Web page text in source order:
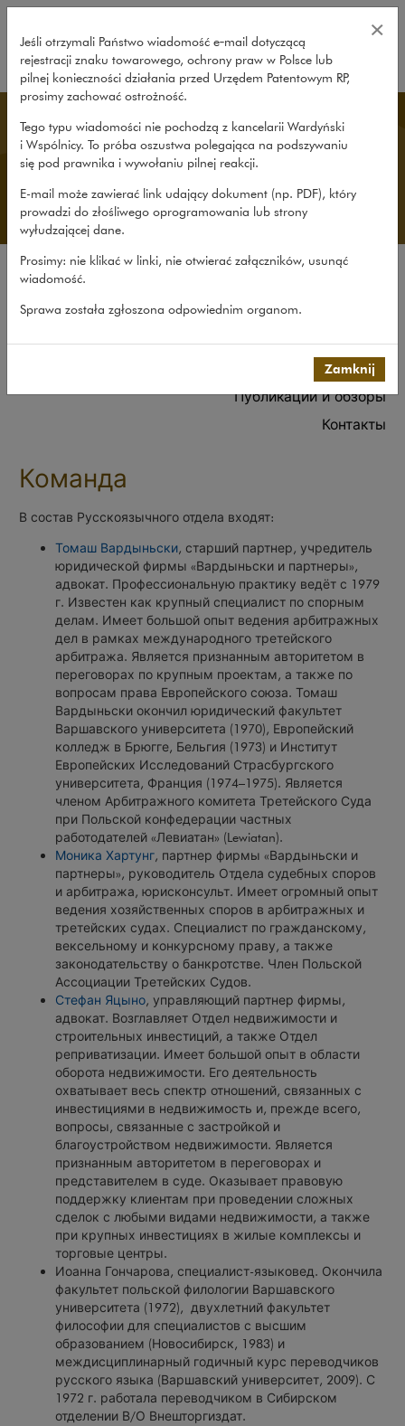
Команда – Wardyński i
Russian Language Desk
О Русскоязычном отделе
Опыт
Команда
Публикации и обзоры
Контакты
Команда
В состав Русскоязычного отдела входят:
Томаш Вардыньски, старший партнер, учредитель
юридической фирмы «Вардыньски и партнеры»,
адвокат. Профессиональную практику ведёт с 1979
г. Известен как крупный специалист по спорным
делам. Имеет большой опыт ведения арбитражных
дел в рамках международного третейского
арбитража. Является признанным авторитетом в
переговорах по крупным проектам, а также по
вопросам права Европейского союза. Томаш
Вардыньски окончил юридический факультет
Варшавского университета (1970), Европейский
колледж в Брюгге, Бельгия (1973) и Институт
Европейских Исследований Страсбургского
университета, Франция (1974–1975). Является
членом Арбитражного комитета Третейского Суда
при Польской конфедерации частных
работодателей «Левиатан» (Lewiatan).
Моника Хартунг, партнер фирмы «Вардыньски и
партнеры», руководитель Отдела судебных споров
и арбитража, юрисконсульт. Имеет огромный опыт
ведения хозяйственных споров в арбитражных и
третейских судах. Специалист по гражданскому,
вексельному и конкурсному праву, а также
законодательству о банкротстве. Член Польской
Ассоциации Третейских Судов.
Стефан Яцыно, управляющий партнер фирмы,
адвокат. Возглавляет Отдел недвижимости и
строительных инвестиций, а также Отдел
реприватизации. Имеет большой опыт в области
оборота недвижимости. Его деятельность
охватывает весь спектр отношений, связанных с
инвестициями в недвижимость и, прежде всего,
вопросы, связанные с застройкой и
благоустройством недвижимости. Является
признанным авторитетом в переговорах и
представителем в суде. Оказывает правовую
поддержку клиентам при проведении сложных
сделок с любыми видами недвижимости, а также
при крупных инвестициях в жилые комплексы и
торговые центры.
Иоанна Гончарова, специалист-языковед. Окончила
факультет польской филологии Варшавского
университета (1972), двухлетний факультет
философии для специалистов с высшим
образованием (Новосибирск, 1983) и
междисциплинарный годичный курс переводчиков
русского языка (Варшавский университет, 2009). С
1972 г. работала переводчиком в Сибирском
отделении В/О Внешторгиздат.
Jeśli otrzymali Państwo wiadomość e‑mail dotyczącą
rejestracji znaku towarowego, ochrony praw w Polsce lub
pilnej konieczności działania przed Urzędem Patentowym RP,
prosimy zachować ostrożność.
Tego typu wiadomości nie pochodzą z kancelarii Wardyński
i Wspólnicy. To próba oszustwa polegająca na podszywaniu
się pod prawnika i wywołaniu pilnej reakcji.
E-mail może zawierać link udający dokument (np. PDF), który
prowadzi do złośliwego oprogramowania lub strony
wyłudzającej dane.
Prosimy: nie klikać w linki, nie otwierać załączników, usunąć
wiadomość.
Sprawa została zgłoszona odpowiednim organom.
×
Zamknij